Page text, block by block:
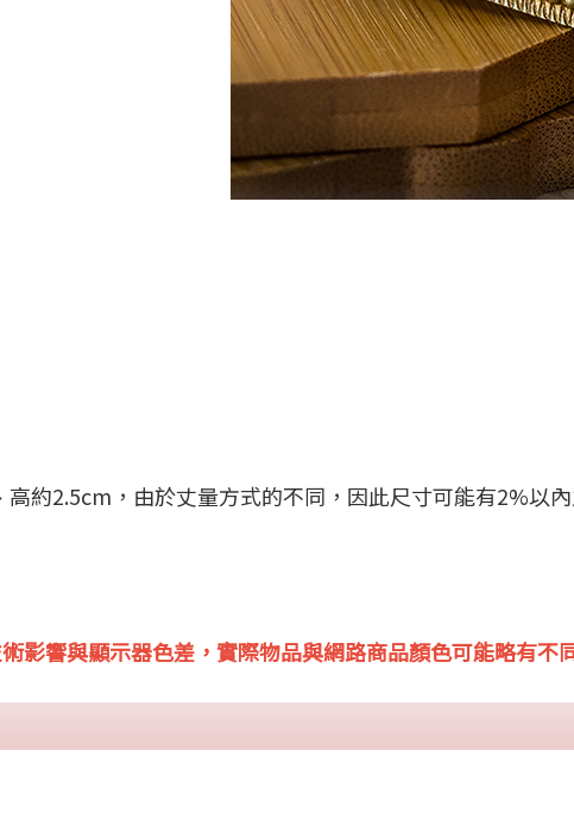
約2.5cm，由於丈量方式的不同，因此尺寸可能有2%以內
影響與顯示器色差，實際物品與網路商品顏色可能略有不